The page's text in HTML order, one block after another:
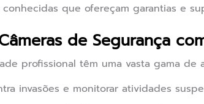
que ofereçam garantias e
de Segurança
profissional têm uma vasta gama de
invasões e monitorar atividades